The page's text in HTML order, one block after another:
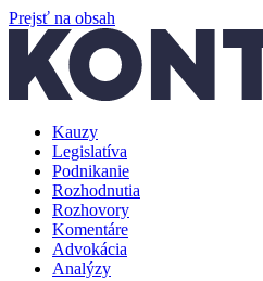
Prejsť na obsah
Kauzy
Legislatíva
Podnikanie
Rozhodnutia
Rozhovory
Komentáre
Advokácia
Analýzy